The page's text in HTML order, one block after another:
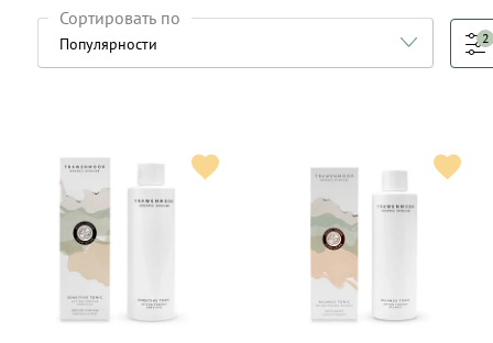
Сортировать по
2